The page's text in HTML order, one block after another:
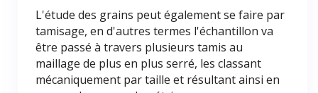
L'étude des grains peut également se faire par
tamisage, en d'autres termes l'échantillon va
être passé à travers plusieurs tamis au
maillage de plus en plus serré, les classant
mécaniquement par taille et résultant ainsi en